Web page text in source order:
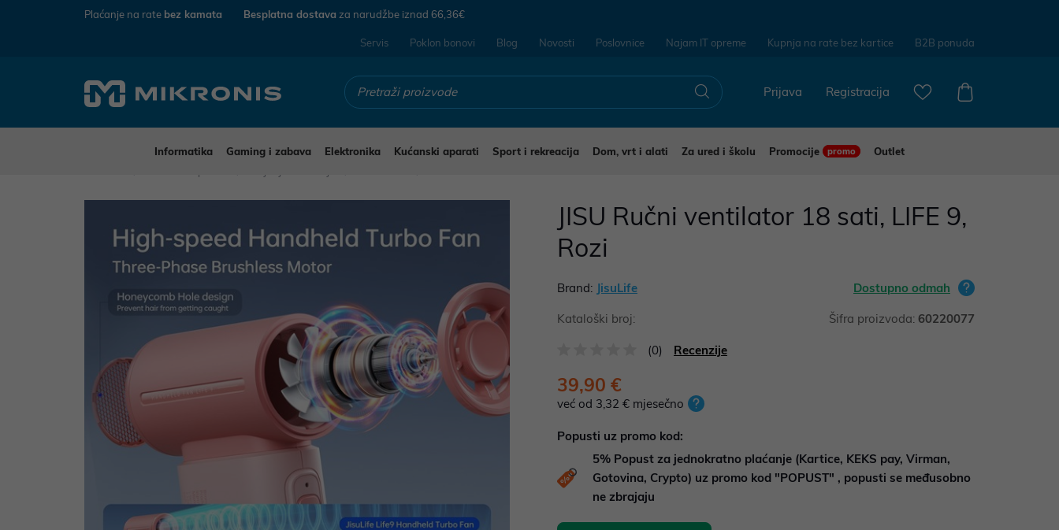
Plaćanje na rate bez kamata Besplatna dostava za narudžbe iznad 66,36€
Servis Poklon bonovi Blog Novosti Poslovnice Najam IT opreme Kupnja na rate bez kartice B2B ponuda
Registracija
Prijava
Informatika Gaming i zabava Elektronika Kućanski aparati Sport i rekreacija Dom, vrt i alati Za ured i školu Promocije promo
Outlet
JISU Ručni ventilator 18 sati, LIFE 9,
Rozi
Brand: JisuLife Dostupno odmah
Kataloški broj: Šifra proizvoda: 60220077
(0) Recenzije
39,90 €
već od 3,32 € mjesečno
Popusti uz promo kod:
5% Popust za jednokratno plaćanje (Kartice, KEKS pay, Virman,
Gotovina, Crypto) uz promo kod "POPUST" , popusti se međusobno
ne zbrajaju